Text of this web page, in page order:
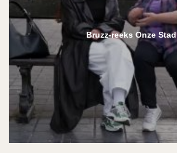
Bruzz-reeks Onze Stad